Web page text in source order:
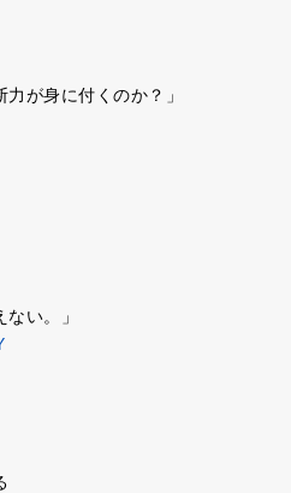
力が身に付くのか？」
い。」